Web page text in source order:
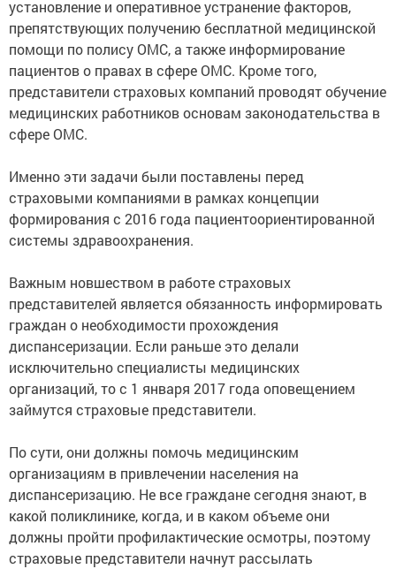
установление и оперативное устранение факторов,
препятствующих получению бесплатной медицинской
помощи по полису ОМС, а также информирование
пациентов о правах в сфере ОМС. Кроме того,
представители страховых компаний проводят обучение
медицинских работников основам законодательства в
сфере ОМС.
Именно эти задачи были поставлены перед
страховыми компаниями в рамках концепции
формирования с 2016 года пациентоориентированной
системы здравоохранения.
Важным новшеством в работе страховых
представителей является обязанность информировать
граждан о необходимости прохождения
диспансеризации. Если раньше это делали
исключительно специалисты медицинских
организаций, то с 1 января 2017 года оповещением
займутся страховые представители.
По сути, они должны помочь медицинским
организациям в привлечении населения на
диспансеризацию. Не все граждане сегодня знают, в
какой поликлинике, когда, и в каком объеме они
должны пройти профилактические осмотры, поэтому
страховые представители начнут рассылать